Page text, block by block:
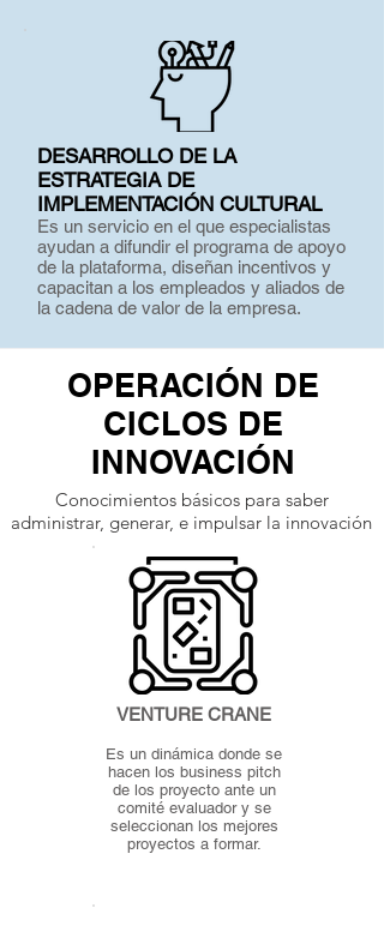
DESARROLLO DE LA
ESTRATEGIA DE
IMPLEMENTACIÓN CULTURAL
Es un servicio en el que especialistas
ayudan a difundir el programa de apoyo
de la plataforma, diseñan incentivos y
capacitan a los empleados y aliados de
la cadena de valor de la empresa.
OPERACIÓN DE
CICLOS DE
INNOVACIÓN
Conocimientos básicos para saber
administrar, generar, e impulsar la innovación
VENTURE CRANE
Es un dinámica donde se
hacen los business pitch
de los proyecto ante un
comité evaluador y se
seleccionan los mejores
proyectos a formar.